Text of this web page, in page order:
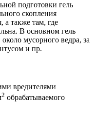
подготовки гель
скопления
а также там, где
В основном гель
мусорного ведра, за
и пр.
вредителями
2 обрабатываемого